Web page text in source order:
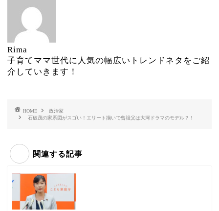
Rima
子育てママ世代に人気の幅広いトレンドネタをご紹
介していきます！
HOME
政治家
石破茂の家系図がスゴい！エリート揃いで曾祖父は大河ドラマのモデル？！
関連する記事